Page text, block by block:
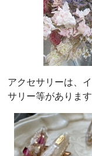
アクセサリーは、
サリー等があります